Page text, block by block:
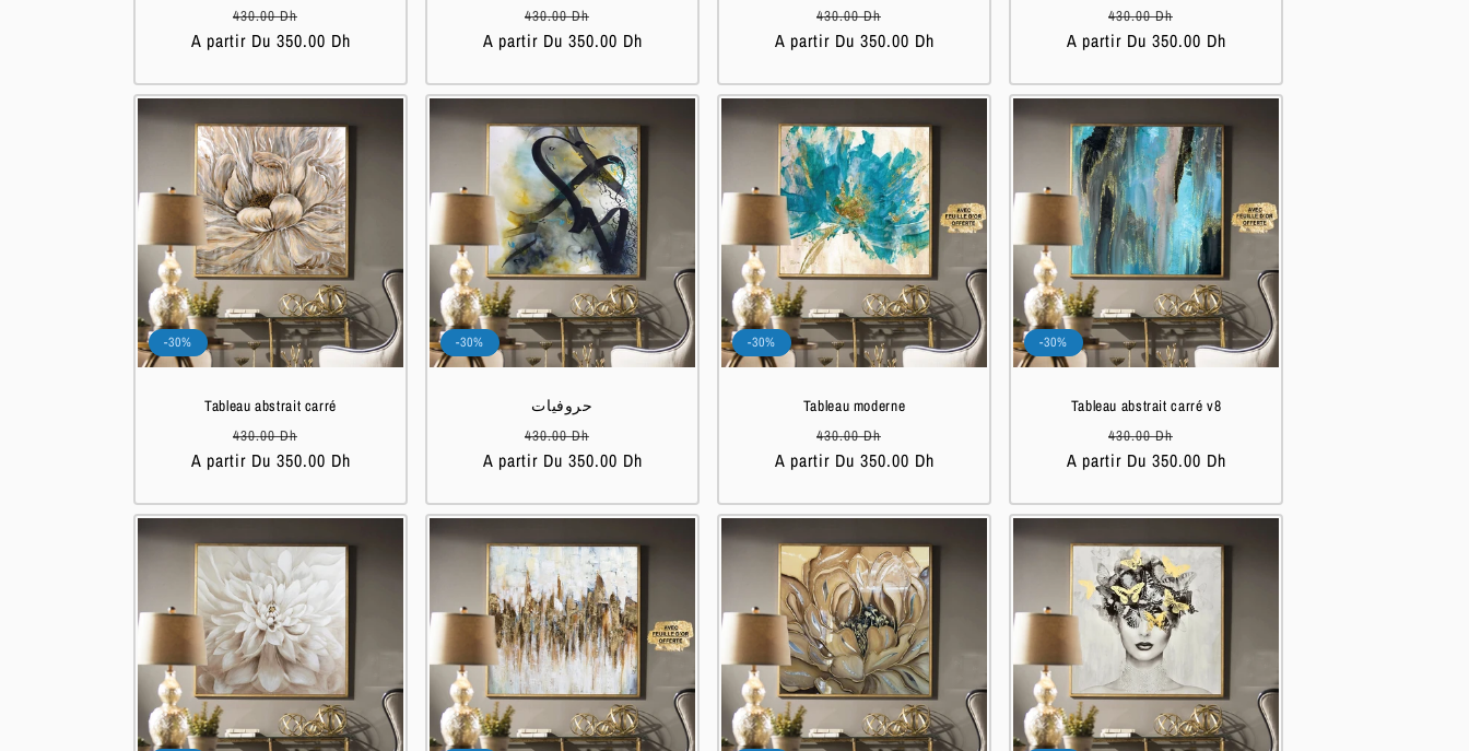
Prix
habituel
430.00 Dh
soldé
A partir Du 350.00 Dh
Prix
habituel
430.00 Dh
soldé
A partir Du 350.00 Dh
Prix
habituel
430.00 Dh
soldé
A partir Du 350.00 Dh
Prix
habituel
430.00 Dh
soldé
A partir Du 350.00 Dh
-30%
Tableau abstrait carré
Prix
habituel
430.00 Dh
soldé
A partir Du 350.00 Dh
-30%
حروفيات
Prix
habituel
430.00 Dh
soldé
A partir Du 350.00 Dh
-30%
Tableau moderne
Prix
habituel
430.00 Dh
soldé
A partir Du 350.00 Dh
-30%
Tableau abstrait carré v8
Prix
habituel
430.00 Dh
soldé
A partir Du 350.00 Dh